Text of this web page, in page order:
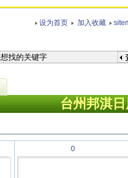
设为首页 加入收藏
台州邦淇日
0